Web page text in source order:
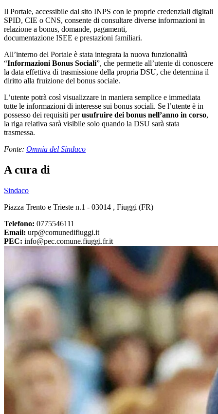
Il Portale, accessibile dal sito INPS con le proprie credenziali digitali
SPID, CIE o CNS, consente di consultare diverse informazioni in
relazione a bonus, domande, pagamenti,
documentazione ISEE e prestazioni familiari.
All’interno del Portale è stata integrata la nuova funzionalità
“Informazioni Bonus Sociali”, che permette all’utente di conoscere
la data effettiva di trasmissione della propria DSU, che determina il
diritto alla fruizione del bonus sociale.
L’utente potrà così visualizzare in maniera semplice e immediata
tutte le informazioni di interesse sui bonus sociali. Se l’utente è in
possesso dei requisiti perusufruire dei bonus nell’anno in corso,
la riga relativa sarà visibile solo quando la DSU sarà stata
trasmessa.
Fonte: Omnia del Sindaco
A cura di
Sindaco
Piazza Trento e Trieste n.1 - 03014 , Fiuggi (FR)
Telefono: 0775546111
Email: urp@comunedifiuggi.it
PEC: info@pec.comune.fiuggi.fr.it